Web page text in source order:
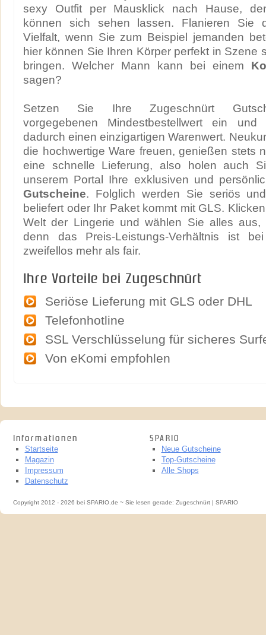
sexy Outfit per Mausklick nach Hause,
können sich sehen lassen. Flanieren Sie
Vielfalt, wenn Sie zum Beispiel jemanden
hier können Sie Ihren Körper perfekt in Szene
bringen. Welcher Mann kann bei einem
sagen?
Setzen Sie Ihre Zugeschnürt
vorgegebenen Mindestbestellwert ein
dadurch einen einzigartigen Warenwert.
die hochwertige Ware freuen, genießen stets
eine schnelle Lieferung, also holen auch
unserem Portal Ihre exklusiven und
Gutscheine. Folglich werden Sie seriös
beliefert oder Ihr Paket kommt mit GLS.
Welt der Lingerie und wählen Sie alles aus,
denn das Preis-Leistungs-Verhältnis ist
zweifellos mehr als fair.
Ihre Vorteile bei Zugeschnürt
Seriöse Lieferung mit GLS oder DHL
Telefonhotline
SSL Verschlüsselung für sicheres
Von eKomi empfohlen
Informationen
Startseite
Magazin
Impressum
Datenschutz
SPARIO
Neue Gutscheine
Top-Gutscheine
Alle Shops
Copyright 2012 - 2026 bei SPARIO.de ~ Sie lesen gerade: Zugeschnürt | SPARIO